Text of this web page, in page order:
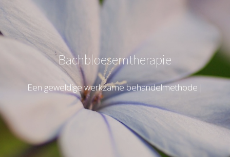
Bachbloesemtherapie
Een geweldige werkzamebehandelmethode